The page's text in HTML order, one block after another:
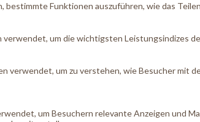
bestimmte Funktionen auszuführen, wie das
um die wichtigsten Leistungsindizes
verwendet, um zu verstehen, wie Besucher mit
um Besuchern relevante Anzeigen und